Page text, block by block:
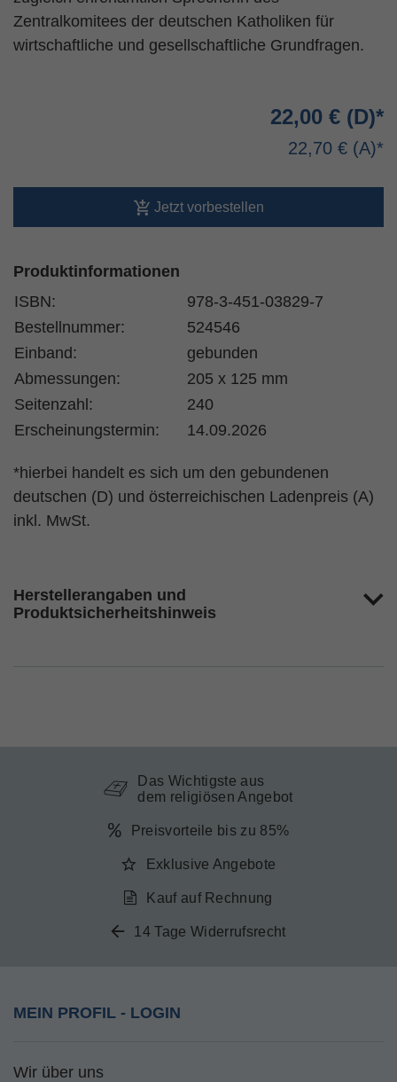
Zentralkomitees der deutschen Katholiken für
wirtschaftliche und gesellschaftliche Grundfragen.
22,00 €
22,70 €
Jetzt vorbestellen
Produktinformationen
ISBN:
978-3-451-03829-7
Bestellnummer:
524546
Einband:
gebunden
Abmessungen:
205 x 125 mm
Seitenzahl:
240
Erscheinungstermin:
14.09.2026
*hierbei handelt es sich um den gebundenen
deutschen (D) und österreichischen Ladenpreis (A)
inkl. MwSt.
Herstellerangaben und
Produktsicherheitshinweis
Das Wichtigste aus
dem religiösen Angebot
Preisvorteile bis zu 85%
Exklusive Angebote
Kauf auf Rechnung
14 Tage Widerrufsrecht
MEIN PROFIL - LOGIN
Wir über uns